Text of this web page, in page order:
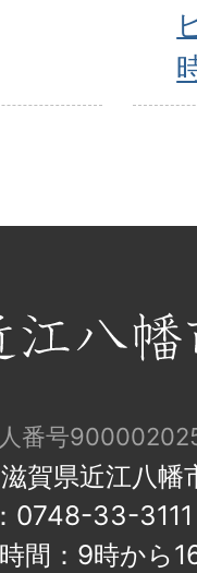
番号
賀県近江八幡
0748-33-
間：9時から